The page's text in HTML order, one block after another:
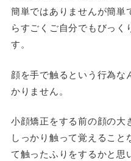
簡単ではありませんが簡単
らすごくご自分でもびっく
す。
顔を手で触るという行為な
かりません。
小顔矯正をする前の顔の大
しっかり触って覚えるこ
て触ったふりをするかと思